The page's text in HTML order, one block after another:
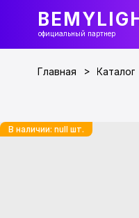
официальный партнер
Каталог
Главная >